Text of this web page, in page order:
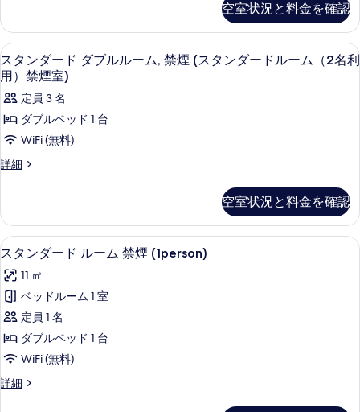
ン
ダ
ー
ド
ル
ー
ム
（1
用）)
の
す
べ
て
の
写
真
ン
ー
ド
ル
ー
（1
名
用）)
ッ
ク
ス
ツ
イ
ン
ー
禁
煙
(デ
ラ
ッ
ク
ス
ツ
イ
ー
ド,
デ
ラ
ッ
ク
ス
イ
ン
ル
禁
(デ
ラ
ッ
ク
ス
ツ
イ
ン
ル
ー
ム
空室状況と料金を確認
ス
タ
ン
ダ
ー
ド
ル
ル
ー
ム,
禁
煙
(ス
タ
ン
デスク、アイロン / アイロン台、
3
スタンダード ダブルルーム, 禁煙 (スタンダードルーム（2名利
用）禁煙室)
定員 3 名
ダブルベッド 1 台
WiFi (無料)
詳細
ス
ー
ド
ダ
ル
ル
ー
ム,
禁
煙
(ス
タ
空室状況と料金を確認
ス
タ
ン
ダ
ー
ド
ー
スタンダード ルーム 禁煙 (1person)
17
スタンダード ルーム 禁煙 (1person)
11 ㎡
ベッドルーム 1 室
定員 1 名
ダブルベッド 1 台
WiFi (無料)
詳細
ス